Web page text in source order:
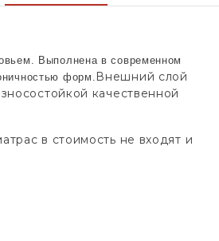
Выполнена в современном
форм. Внешний слой
качественной
в стоимость не входят и